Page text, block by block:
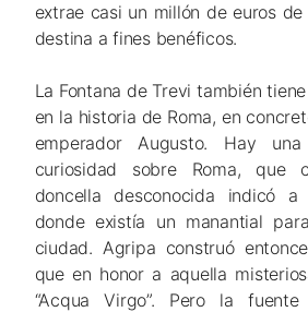
extrae casi un millón de euros
destina a fines benéficos.
La Fontana de Trevi también
en la historia de Roma, en
emperador Augusto. Hay
curiosidad sobre Roma, que
doncella desconocida indicó
donde existía un manantial
ciudad. Agripa construó
que en honor a aquella
“Acqua Virgo”. Pero la